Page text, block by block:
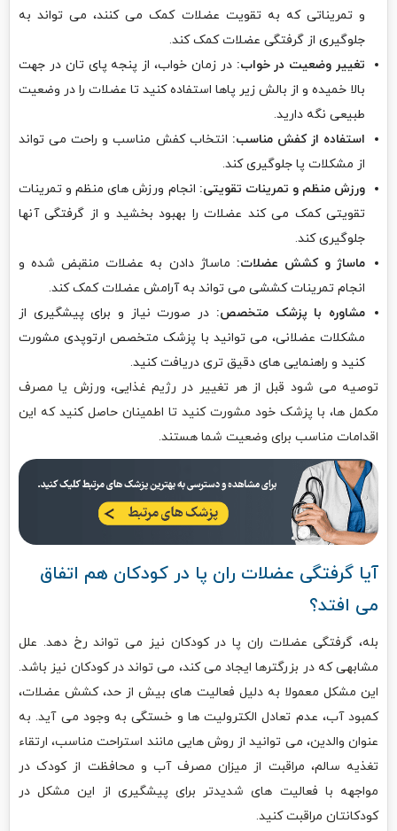
و تمریناتی که به تقویت عضلات کمک می کنند، می تواند به
جلوگیری از گرفتگی عضلات کمک کند.
تغییر وضعیت در خواب: در زمان خواب، از پنجه پای تان در جهت
بالا خمیده و از بالش زیر پاها استفاده کنید تا عضلات را در وضعیت
طبیعی نگه دارید.
استفاده از کفش مناسب: انتخاب کفش مناسب و راحت می تواند
از مشکلات پا جلوگیری کند.
ورزش منظم و تمرینات تقویتی: انجام ورزش های منظم و تمرینات
تقویتی کمک می کند عضلات را بهبود بخشید و از گرفتگی آنها
جلوگیری کند.
ماساژ و کشش عضلات: ماساژ دادن به عضلات منقبض شده و
انجام تمرینات کششی می تواند به آرامش عضلات کمک کند.
مشاوره با پزشک متخصص: در صورت نیاز و برای پیشگیری از
مشکلات عضلانی، می توانید با پزشک متخصص ارتوپدی مشورت
کنید و راهنمایی های دقیق تری دریافت کنید.
توصیه می شود قبل از هر تغییر در رژیم غذایی، ورزش یا مصرف
مکمل ها، با پزشک خود مشورت کنید تا اطمینان حاصل کنید که این
اقدامات مناسب برای وضعیت شما هستند.
آیا گرفتگی عضلات ران پا در کودکان هم اتفاق
می افتد؟
بله، گرفتگی عضلات ران پا در کودکان نیز می تواند رخ دهد. علل
مشابهی که در بزرگترها ایجاد می کند، می تواند در کودکان نیز باشد.
این مشکل معمولا به دلیل فعالیت های بیش از حد، کشش عضلات،
کمبود آب، عدم تعادل الکترولیت ها و خستگی به وجود می آید. به
عنوان والدین، می توانید از روش هایی مانند استراحت مناسب، ارتقاء
تغذیه سالم، مراقبت از میزان مصرف آب و محافظت از کودک در
مواجهه با فعالیت های شدیدتر برای پیشگیری از این مشکل در
کودکانتان مراقبت کنید.